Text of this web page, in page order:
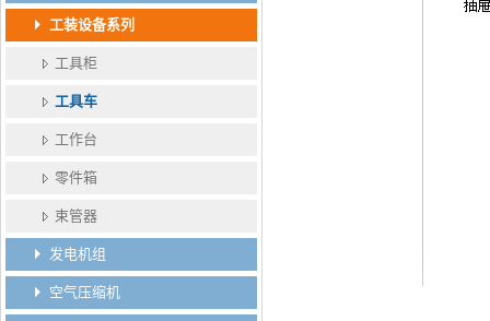
工装设备系列
工具柜
工具车
工作台
零件箱
束管器
发电机组
空气压缩机